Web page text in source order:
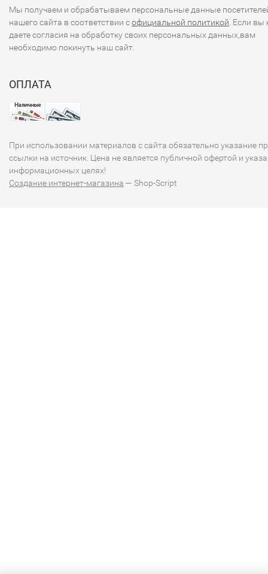
Мы получаем и обрабатываем персональные данные
нашего сайта в соответствии софициальной политикой. Если вы
даете согласия на обработку своих персональных данных,вам
необходимо покинуть наш сайт.
ОПЛАТА
При использовании материалов с сайта обязательно указание
ссылки на источник. Цена не является публичной офертой и
информационных целях!
Создание интернет-магазина — Shop-Script